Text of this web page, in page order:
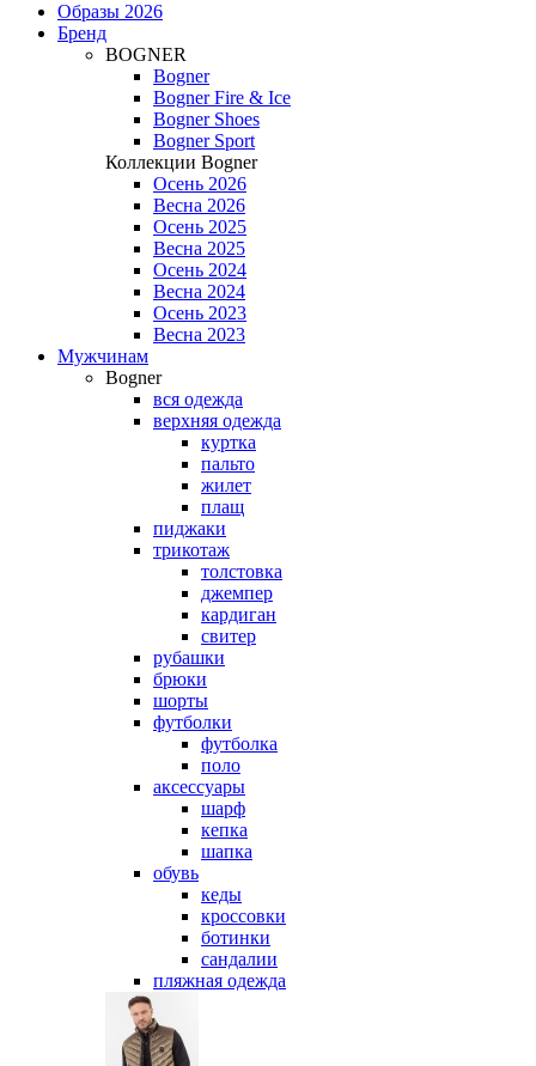
Образы 2026
Бренд
BOGNER
Bogner
Bogner Fire & Ice
Bogner Shoes
Bogner Sport
Коллекции Bogner
Осень 2026
Весна 2026
Осень 2025
Весна 2025
Осень 2024
Весна 2024
Осень 2023
Весна 2023
Мужчинам
Bogner
вся одежда
верхняя одежда
куртка
пальто
жилет
плащ
пиджаки
трикотаж
толстовка
джемпер
кардиган
свитер
рубашки
брюки
шорты
футболки
футболка
поло
аксессуары
шарф
кепка
шапка
обувь
кеды
кроссовки
ботинки
сандалии
пляжная одежда